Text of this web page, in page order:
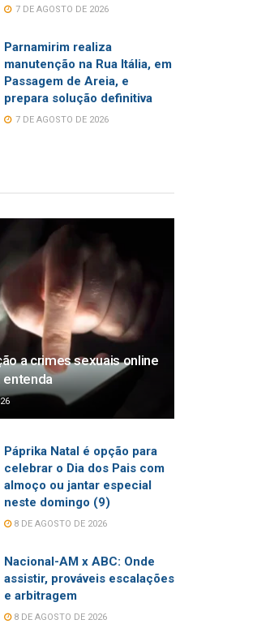
7 DE AGOSTO DE 2026
Parnamirim realiza
manutenção na Rua Itália, em
Passagem de Areia, e
prepara solução definitiva
7 DE AGOSTO DE 2026
a crimes sexuais online
entenda
Páprika Natal é opção para
celebrar o Dia dos Pais com
almoço ou jantar especial
neste domingo (9)
8 DE AGOSTO DE 2026
Nacional-AM x ABC: Onde
assistir, prováveis escalações
e arbitragem
8 DE AGOSTO DE 2026